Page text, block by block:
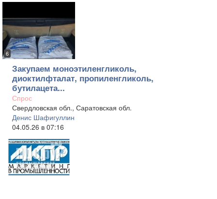
6
Закупаем моноэтиленгликоль,
диоктилфталат, пропиленгликоль,
бутилацета...
Спрос
Свердловская обл., Саратовская обл.
Денис Шафигуллин
04.05.26 в 07:16